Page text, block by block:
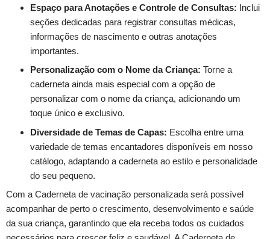
Espaço para Anotações e Controle de Consultas: Inclui
seções dedicadas para registrar consultas médicas,
informações de nascimento e outras anotações
importantes.
Personalização com o Nome da Criança: Torne a
caderneta ainda mais especial com a opção de
personalizar com o nome da criança, adicionando um
toque único e exclusivo.
Diversidade de Temas de Capas: Escolha entre uma
variedade de temas encantadores disponíveis em nosso
catálogo, adaptando a caderneta ao estilo e personalidade
do seu pequeno.
Com a Caderneta de vacinação personalizada será possível
acompanhar de perto o crescimento, desenvolvimento e saúde
da sua criança, garantindo que ela receba todos os cuidados